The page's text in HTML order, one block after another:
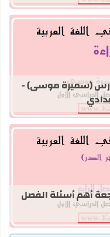
عن سؤال وجواب |
(سميرة موسى) -
عن قصة طموح جارية
أهم أسئلة الفصل